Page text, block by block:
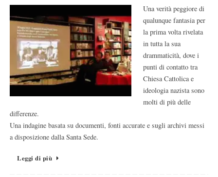
Una verità peggiore di
qualunque fantasia per
la prima volta rivelata
in tutta la sua
drammaticità, dove i
punti di contatto tra
Chiesa Cattolica e
ideologia nazista sono
molti di più delle
differenze.
Una indagine basata su documenti, fonti accurate e sugli archivi messi
a disposizione dalla Santa Sede.
Leggi di più